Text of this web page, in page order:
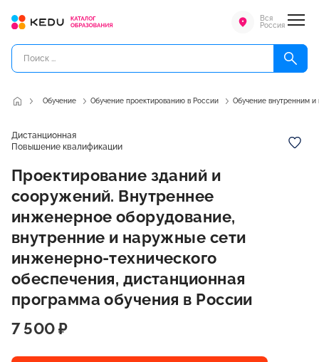
Вся
Россия
Обучение Обучение проектированию в России Обучение внутренним
Дистанционная
Повышение квалификации
Проектирование зданий и
сооружений. Внутреннее
инженерное оборудование,
внутренние и наружные сети
инженерно-технического
обеспечения, дистанционная
программа обучения в России
7 500 ₽